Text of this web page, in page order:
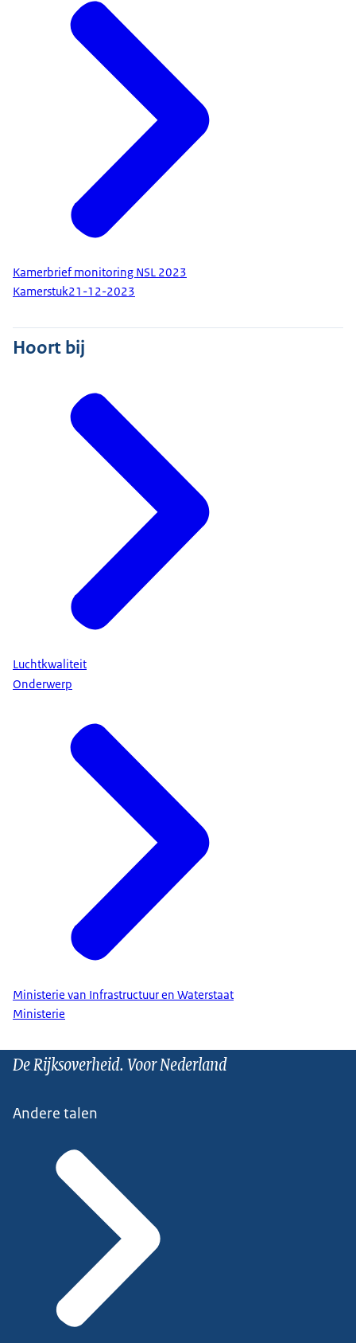
Kamerbrief monitoring NSL 2023
Kamerstuk21-12-2023
Hoort bij
Luchtkwaliteit
Onderwerp
Ministerie van Infrastructuur en Waterstaat
Ministerie
De Rijksoverheid. Voor Nederland
Andere talen